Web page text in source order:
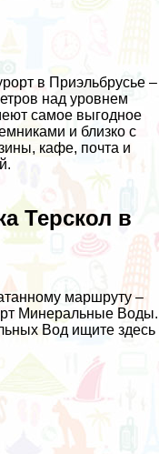
в Приэльбрусье –
над уровнем
самое выгодное
и близко с
кафе, почта и
Терскол в
маршруту –
Минеральные Воды.
Вод ищите здесь